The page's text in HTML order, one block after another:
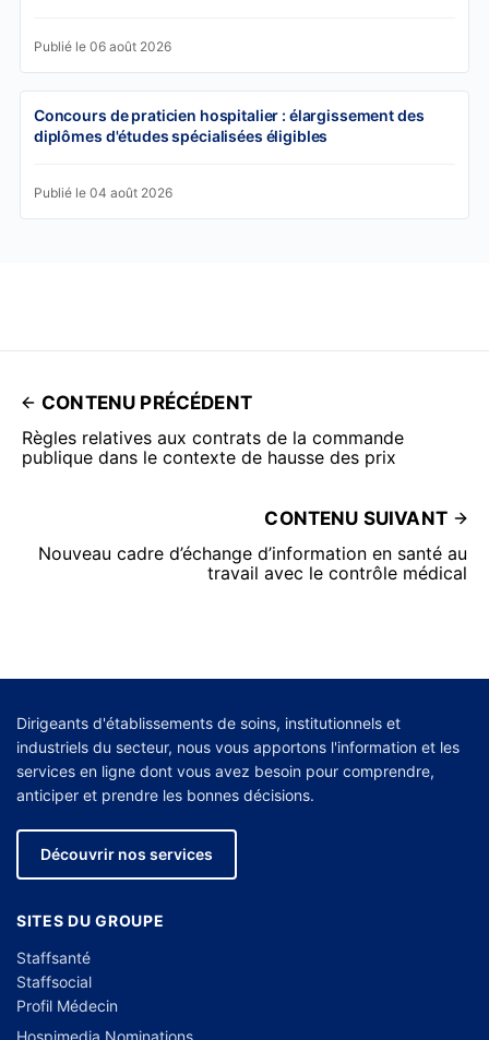
Publié le 06 août 2026
Concours de praticien hospitalier : élargissement des
diplômes d'études spécialisées éligibles
Publié le 04 août 2026
CONTENU PRÉCÉDENT
Règles relatives aux contrats de la commande
publique dans le contexte de hausse des prix
CONTENU SUIVANT
Nouveau cadre d’échange d’information en santé au
travail avec le contrôle médical
Dirigeants d'établissements de soins, institutionnels et
industriels du secteur, nous vous apportons l'information et les
services en ligne dont vous avez besoin pour comprendre,
anticiper et prendre les bonnes décisions.
Découvrir nos services
SITES DU GROUPE
Staffsanté
Staffsocial
Profil Médecin
Hospimedia Nominations